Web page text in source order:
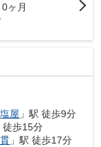
0ヶ月
屋 」駅 徒歩9分
徒歩15分
」駅 徒歩17分